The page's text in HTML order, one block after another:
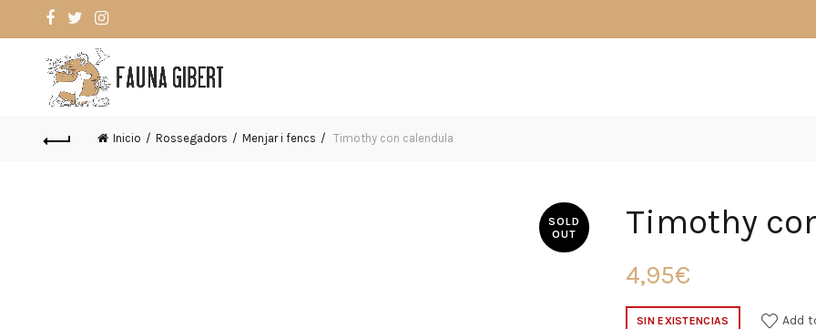
Inicio Rossegadors Menjar i fencs Timothy con calendula
SOLD
OUT
Timothy
4,95€
SIN EXISTENCIAS Add